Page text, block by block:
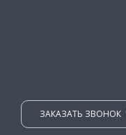
ЗАКАЗАТЬ ЗВОНОК